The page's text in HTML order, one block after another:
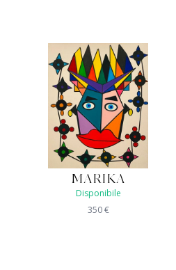
MARIKA
Disponibile
350€